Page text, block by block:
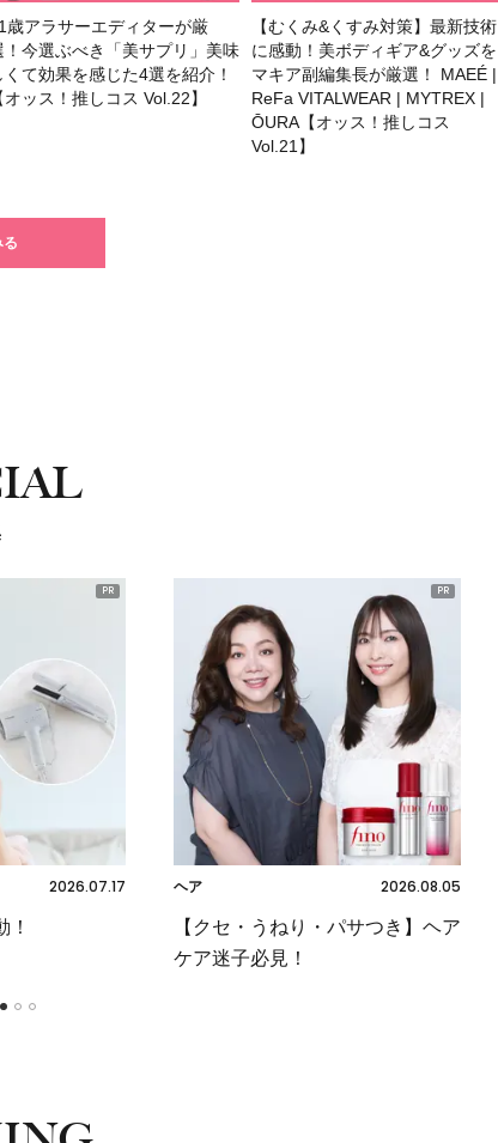
歳アラサーエディターが厳
！今選ぶべき「美サプリ」美味
くて効果を感じた4選を紹介！
オッス！推しコス Vol.22】
【むくみ&くすみ対策】最新技術
に感動！美ボディギア&グッズを
マキア副編集長が厳選！ MAEÉ |
ReFa VITALWEAR | MYTREX |
ŌURA【オッス！推しコス
Vol.21】
る
2026.07.17
ヘア
2026.08.05
【クセ・うねり・パサつき】ヘア
ケア迷子必見！